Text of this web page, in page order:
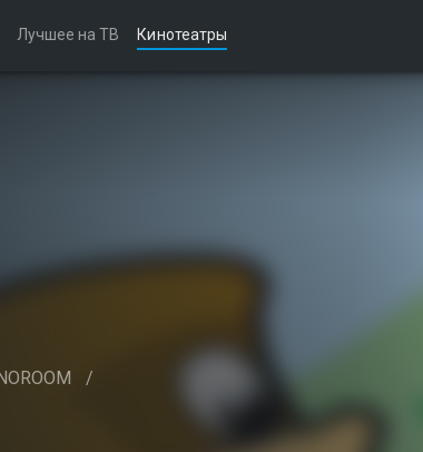
Лучшее на ТВ Кинотеатры
/